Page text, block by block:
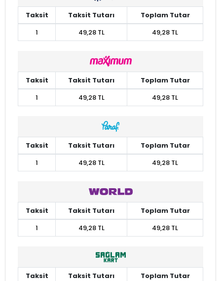
Taksit Taksit Tutarı
Toplam Tutar
1
49,28 TL 49,28 TL
Taksit Taksit Tutarı
Toplam Tutar
1
49,28 TL 49,28 TL
Taksit Taksit Tutarı
Toplam Tutar
1
49,28 TL 49,28 TL
Taksit Taksit Tutarı
Toplam Tutar
1
49,28 TL 49,28 TL
Taksit Taksit Tutarı
Toplam Tutar